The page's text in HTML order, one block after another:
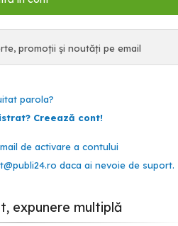
promoții și noutăți pe email
parola?
Creează cont!
de activare a contului
daca ai nevoie de suport.
expunere multiplă